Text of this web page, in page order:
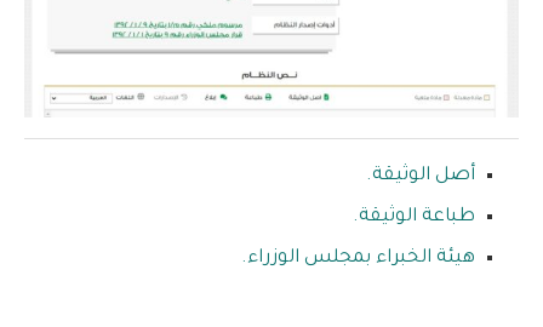
أصل الوثيقة.
طباعة الوثيقة.
هيئة الخبراء بمجلس الوزراء.